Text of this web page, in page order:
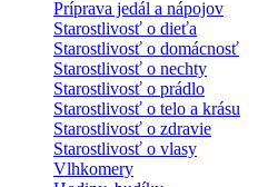
Príprava jedál a nápojov
Starostlivosť o dieťa
Starostlivosť o domácnosť
Starostlivosť o nechty
Starostlivosť o prádlo
Starostlivosť o telo a krásu
Starostlivosť o zdravie
Starostlivosť o vlasy
Vlhkomery